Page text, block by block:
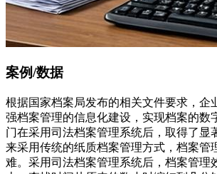
案例/数据
根据国家档案局发布的相关文件要求，企
强档案管理的信息化建设，实现档案的数
门在采用司法档案管理系统后，取得了显
来采用传统的纸质档案管理方式，档案管
难。采用司法档案管理系统后，档案管理